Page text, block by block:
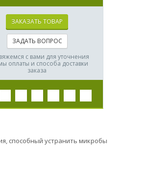
ЗАКАЗАТЬ ТОВАР
ЗАДАТЬ ВОПРОС
с вами для уточнения
оплаты и способа доставки
заказа
способный устранить микробы